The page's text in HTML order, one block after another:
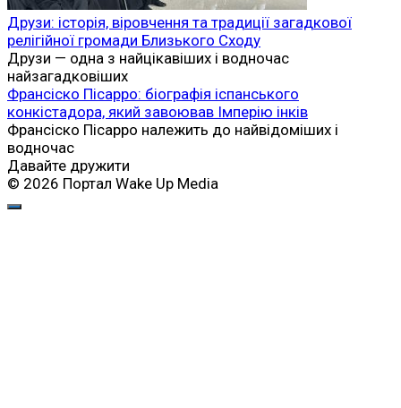
Друзи: історія, віровчення та традиції загадкової
релігійної громади Близького Сходу
Друзи — одна з найцікавіших і водночас
найзагадковіших
Франсіско Пісарро: біографія іспанського
конкістадора, який завоював Імперію інків
Франсіско Пісарро належить до найвідоміших і
водночас
Давайте дружити
© 2026 Портал Wake Up Media